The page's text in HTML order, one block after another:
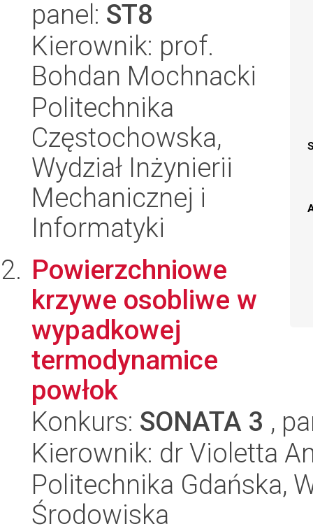
panel: ST8
Kierownik: prof.
Bohdan Mochnacki
Politechnika
Częstochowska,
Wydział Inżynierii
Mechanicznej i
Informatyki
Powierzchniowe
krzywe osobliwe w
wypadkowej
termodynamice
powłok
Konkurs: SONATA 3 ,
Kierownik: dr Violetta
Politechnika Gdańska,
Środowiska